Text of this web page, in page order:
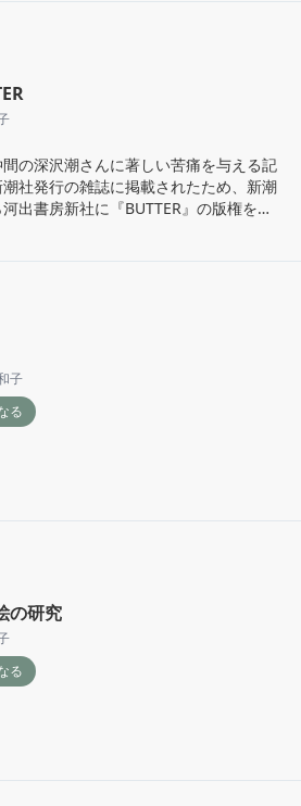
の深沢潮さんに著しい苦痛を与える記
社発行の雑誌に掲載されたため、新潮
出書房新社に『BUTTER』の版権を移
子
る
の研究
る